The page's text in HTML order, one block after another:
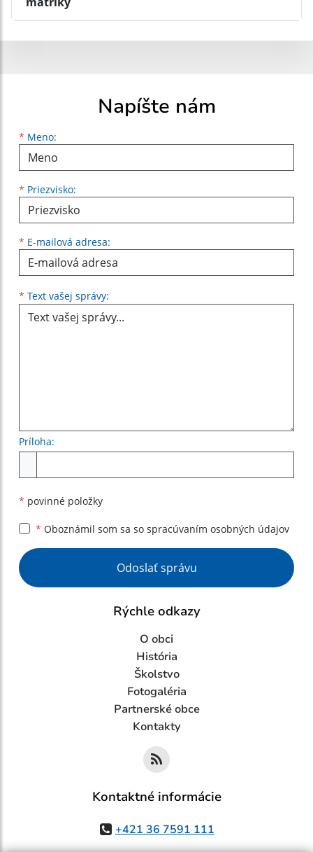
Napíšte nám
* Meno:
Meno
* Priezvisko:
Priezvisko
* E-mailová adresa:
E-mailová adresa
* Text vašej správy:
Príloha:
* povinné položky
* Oboznámil som sa so spracúvaním osobných údajov
Google reCaptcha Response
Odoslať správu
Rýchle odkazy
O obci
História
Školstvo
Fotogaléria
Partnerské obce
Kontakty
Kontaktné informácie
+421 36 7591 111